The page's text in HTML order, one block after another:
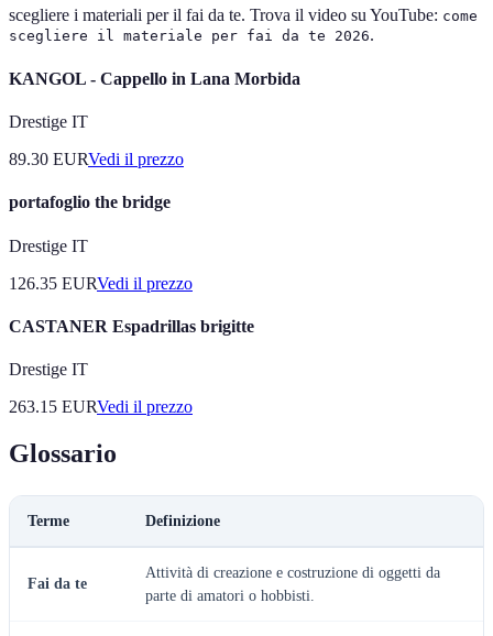
scegliere i materiali per il fai da te. Trova il video su YouTube: come
scegliere il materiale per fai da te 2026.
KANGOL - Cappello in Lana Morbida
Drestige IT
89.30 EURVedi il prezzo
portafoglio the bridge
Drestige IT
126.35 EURVedi il prezzo
CASTANER Espadrillas brigitte
Drestige IT
263.15 EURVedi il prezzo
Glossario
Terme Definizione
Fai da te
Attività di creazione e costruzione di oggetti da
parte di amatori o hobbisti.